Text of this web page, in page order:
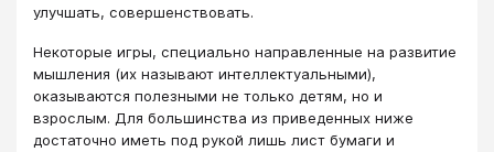
улучшать, совершенствовать.
Некоторые игры, специально направленные на развитие
мышления (их называют интеллектуальными),
оказываются полезными не только детям, но и
взрослым. Для большинства из приведенных ниже
достаточно иметь под рукой лишь лист бумаги и